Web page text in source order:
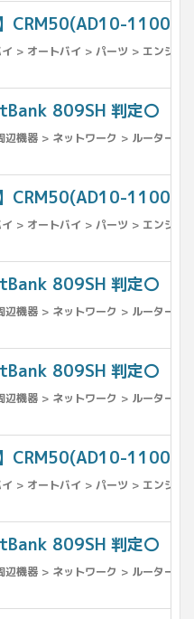
CRM50(AD10-1100)◇
イ > オートバイ > パーツ > エンジン
809SH 判定〇
辺機器 > ネットワーク > ルーター
CRM50(AD10-1100)◇
イ > オートバイ > パーツ > エンジン
809SH 判定〇
辺機器 > ネットワーク > ルーター
809SH 判定〇
辺機器 > ネットワーク > ルーター
CRM50(AD10-1100)◇
イ > オートバイ > パーツ > エンジン
809SH 判定〇
辺機器 > ネットワーク > ルーター